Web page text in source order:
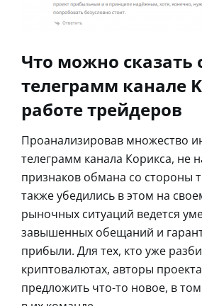
Что можно сказать
телеграмм канале
работе трейдеров
Проанализировав множество
телеграмм канала Корикса, не
признаков обмана со стороны
также убедились в этом на
рыночных ситуаций ведется
завышенных обещаний и
прибыли. Для тех, кто уже
криптовалютах, авторы
предложить что-то новое, в